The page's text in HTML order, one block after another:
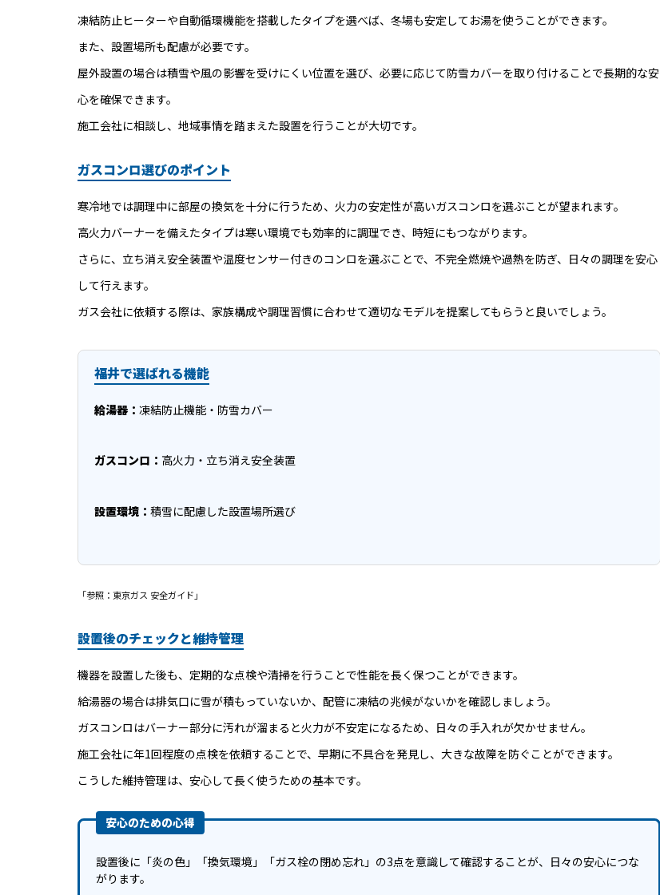
凍結防止ヒーターや自動循環機能を搭載したタイプを選べば、冬場も安定してお湯を使うことができます。
また、設置場所も配慮が必要です。
屋外設置の場合は積雪や風の影響を受けにくい位置を選び、必要に応じて防雪カバーを取り付けることで長期的な安
心を確保できます。
施工会社に相談し、地域事情を踏まえた設置を行うことが大切です。
ガスコンロ選びのポイント
寒冷地では調理中に部屋の換気を十分に行うため、火力の安定性が高いガスコンロを選ぶことが望まれます。
高火力バーナーを備えたタイプは寒い環境でも効率的に調理でき、時短にもつながります。
さらに、立ち消え安全装置や温度センサー付きのコンロを選ぶことで、不完全燃焼や過熱を防ぎ、日々の調理を安心
して行えます。
ガス会社に依頼する際は、家族構成や調理習慣に合わせて適切なモデルを提案してもらうと良いでしょう。
福井で選ばれる機能
給湯器： 凍結防止機能・防雪カバー
ガスコンロ： 高火力・立ち消え安全装置
設置環境： 積雪に配慮した設置場所選び
「参照：東京ガス 安全ガイド」
設置後のチェックと維持管理
機器を設置した後も、定期的な点検や清掃を行うことで性能を長く保つことができます。
給湯器の場合は排気口に雪が積もっていないか、配管に凍結の兆候がないかを確認しましょう。
ガスコンロはバーナー部分に汚れが溜まると火力が不安定になるため、日々の手入れが欠かせません。
施工会社に年1回程度の点検を依頼することで、早期に不具合を発見し、大きな故障を防ぐことができます。
こうした維持管理は、安心して長く使うための基本です。
安心のための心得
設置後に「炎の色」「換気環境」「ガス栓の閉め忘れ」の3点を意識して確認することが、日々の安心につな
がります。